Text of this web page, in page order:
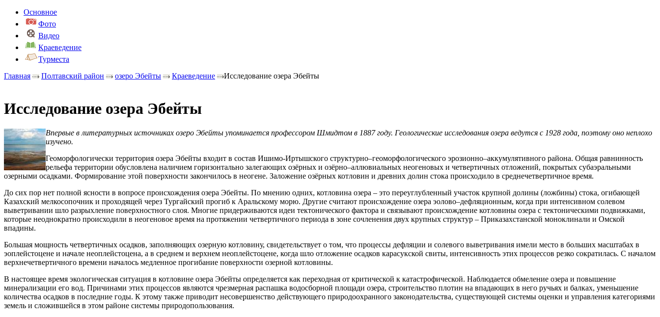
Основное
Фото
Видео
Краеведение
Турместа
Главная
Полтавский район озеро Эбейты Краеведение Исследование озера Эбейты
Исследование озера Эбейты
Впервые в литературных источниках озеро Эбейты упоминается профессором Шмидтом в 1887 году. Геологические исследования озера ведутся с 1928 года, поэтому оно неплохо
изучено.
Геоморфологически территория озера Эбейты входит в состав Ишимо-Иртышского структурно–геоморфологического эрозионно–аккумулятивного района. Общая равнинность
рельефа территории обусловлена наличием горизонтально залегающих озёрных и озёрно–аллювиальных неогеновых и четвертичных отложений, покрытых субаэральными
озерными осадками. Формирование этой поверхности закончилось в неогене. Заложение озёрных котловин и древних долин стока происходило в среднечетвертичное время.
До сих пор нет полной ясности в вопросе происхождения озера Эбейты. По мнению одних, котловина озера – это переуглубленный участок крупной долины (ложбины) стока, огибающей
Казахский мелкосопочник и проходящей через Тургайский прогиб к Аральскому морю. Другие считают происхождение озера эолово–дефляционным, когда при интенсивном солевом
выветривании шло разрыхление поверхностного слоя. Многие придерживаются идеи тектонического фактора и связывают происхождение котловины озера с тектоническими подвижками,
которые неоднократно происходили в неогеновое время на протяжении четвертичного периода в зоне сочленения двух крупных структур – Приказахстанской моноклинали и Омской
впадины.
Большая мощность четвертичных осадков, заполняющих озерную котловину, свидетельствует о том, что процессы дефляции и солевого выветривания имели место в больших масштабах в
эоплейстоцене и начале неоплейстоцена, а в среднем и верхнем неоплейстоцене, когда шло отложение осадков карасукской свиты, интенсивность этих процессов резко сократилась. С началом
верхнечетвертичного времени началось медленное прогибание поверхности озерной котловины.
В настоящее время экологическая ситуация в котловине озера Эбейты определяется как переходная от критической к катастрофической. Наблюдается обмеление озера и повышение
минерализации его вод. Причинами этих процессов являются чрезмерная распашка водосборной площади озера, строительство плотин на впадающих в него ручьях и балках, уменьшение
количества осадков в последние годы. К этому также приводит несовершенство действующего природоохранного законодательства, существующей системы оценки и управления категориями
земель и сложившейся в этом районе системы природопользования.